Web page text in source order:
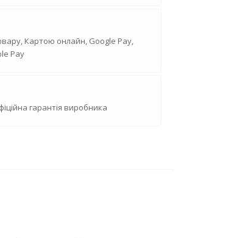
Картою онлайн, Google Pay,
Pay
гарантія виробника